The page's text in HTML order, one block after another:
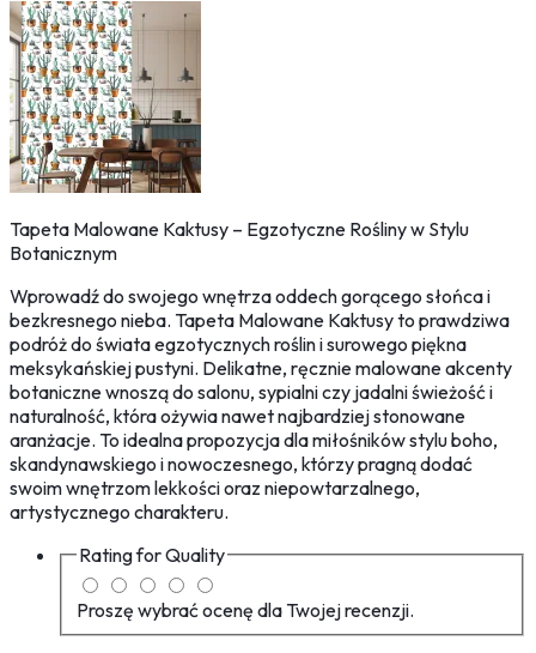
Tapeta Malowane Kaktusy – Egzotyczne Rośliny w Stylu
Botanicznym
Wprowadź do swojego wnętrza oddech gorącego słońca i
bezkresnego nieba. Tapeta Malowane Kaktusy to prawdziwa
podróż do świata egzotycznych roślin i surowego piękna
meksykańskiej pustyni. Delikatne, ręcznie malowane akcenty
botaniczne wnoszą do salonu, sypialni czy jadalni świeżość i
naturalność, która ożywia nawet najbardziej stonowane
aranżacje. To idealna propozycja dla miłośników stylu boho,
skandynawskiego i nowoczesnego, którzy pragną dodać
swoim wnętrzom lekkości oraz niepowtarzalnego,
artystycznego charakteru.
Rating forQuality
Proszę wybrać ocenę dla Twojej recenzji.